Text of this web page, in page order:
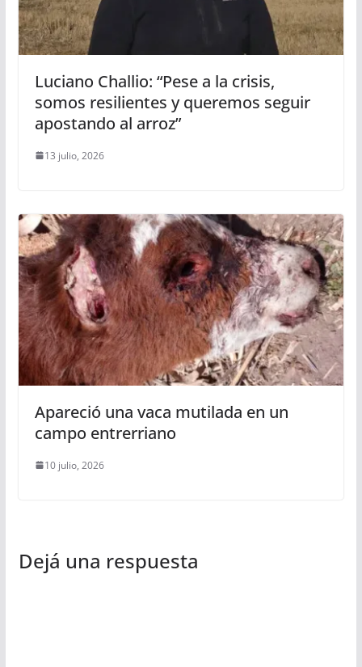
Luciano Challio: “Pese a la crisis,
somos resilientes y queremos seguir
apostando al arroz”
13 julio, 2026
Apareció una vaca mutilada en un
campo entrerriano
10 julio, 2026
Dejá una respuesta